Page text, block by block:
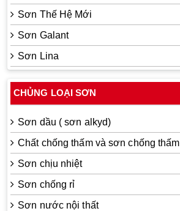
Sơn Thế Hệ Mới
Sơn Galant
Sơn Lina
CHỦNG LOẠI SƠN
Sơn dầu ( sơn alkyd)
Chất chống thấm và sơn chống thấm
Sơn chịu nhiệt
Sơn chống rỉ
Sơn nước nội thất